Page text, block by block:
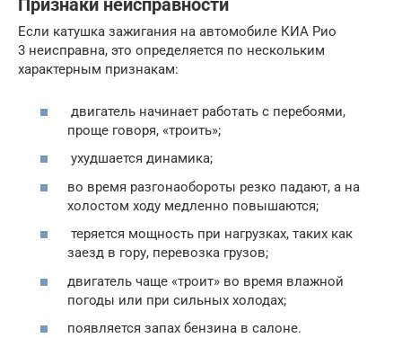
Признаки неисправности
Если катушка зажигания на автомобиле КИА Рио
3 неисправна, это определяется по нескольким
характерным признакам:
двигатель начинает работать с перебоями,
проще говоря, «троить»;
ухудшается динамика;
во время разгонаобороты резко падают, а на
холостом ходу медленно повышаются;
теряется мощность при нагрузках, таких как
заезд в гору, перевозка грузов;
двигатель чаще «троит» во время влажной
погоды или при сильных холодах;
появляется запах бензина в салоне.